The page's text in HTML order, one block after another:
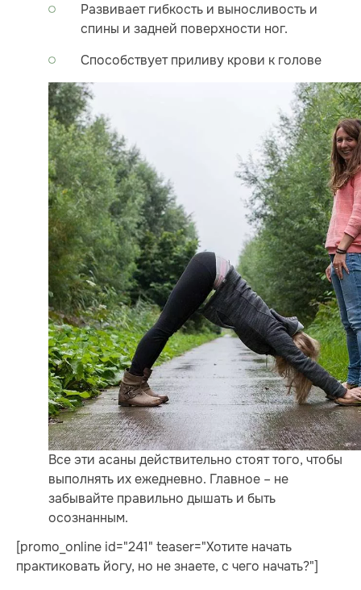
Развивает гибкость и выносливость и
спины и задней поверхности ног.
Способствует приливу крови к голове
Все эти асаны действительно стоят того, чтобы
выполнять их ежедневно. Главное – не
забывайте правильно дышать и быть
осознанным.
[promo_online id="241" teaser="Хотите начать
практиковать йогу, но не знаете, с чего начать?"]